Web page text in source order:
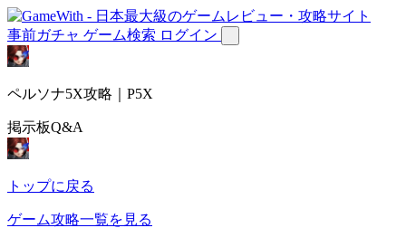
事前ガチャ ゲーム検索 ログイン
ペルソナ5X攻略｜P5X
掲示板Q&A
トップに戻る
ゲーム攻略一覧を見る